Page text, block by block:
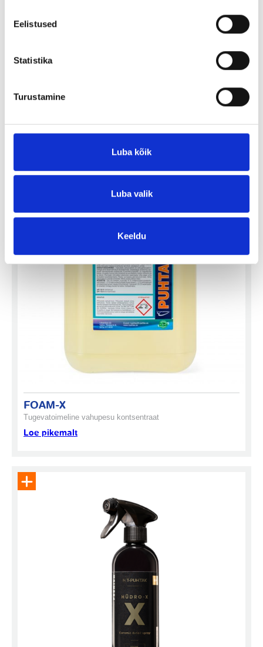
Eelistused
Statistika
Turustamine
Luba kõik
Luba valik
Keeldu
Transporditehnika puhastusvahend
FOAM-X
Tugevatoimeline vahupesu kontsentraat
Loe pikemalt
Eemalda toode päringukorvist